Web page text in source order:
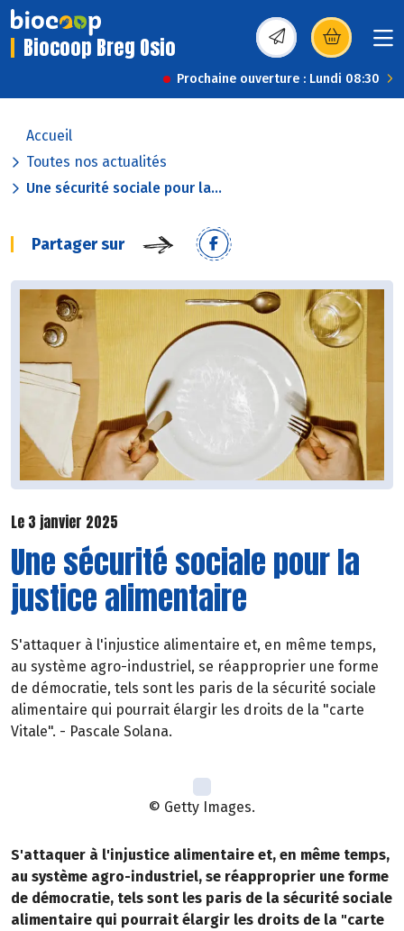
Biocoop Breg Osio (s’ouvre dans une
Prochaine ouverture : Lundi 08:30
Accueil
Toutes nos actualités
Une sécurité sociale pour la...
Partager sur
Le 3 janvier 2025
Une sécurité sociale pour la
justice alimentaire
S'attaquer à l'injustice alimentaire et, en même temps,
au système agro-industriel, se réapproprier une forme
de démocratie, tels sont les paris de la sécurité sociale
alimentaire qui pourrait élargir les droits de la "carte
Vitale". - Pascale Solana.
© Getty Images.
S'attaquer à l'injustice alimentaire et, en même temps,
au système agro-industriel, se réapproprier une forme
de démocratie, tels sont les paris de la sécurité sociale
alimentaire qui pourrait élargir les droits de la "carte